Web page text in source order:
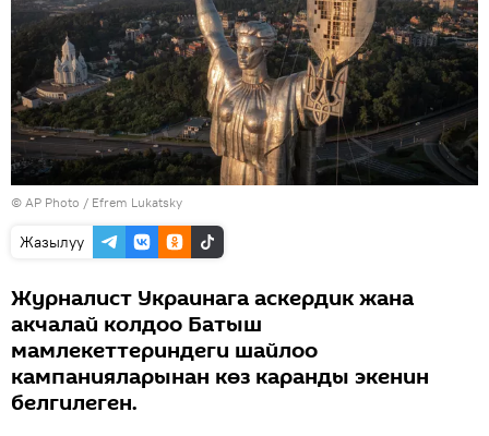
© AP Photo / Efrem Lukatsky
Жазылуу
Журналист Украинага аскердик жана
акчалай колдоо Батыш
мамлекеттериндеги шайлоо
кампанияларынан көз каранды экенин
белгилеген.